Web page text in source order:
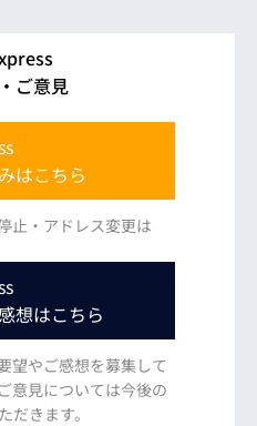
ご意見
はこちら
止・アドレス変更は
想はこちら
望やご感想を募集して
意見については今後の
だきます。